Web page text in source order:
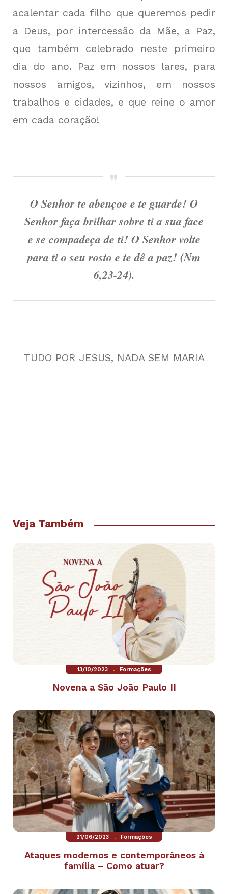
acalentar cada filho que queremos pedir
a Deus, por intercessão da Mãe, a Paz,
que também celebrado neste primeiro
dia do ano. Paz em nossos lares, para
nossos amigos, vizinhos, em nossos
trabalhos e cidades, e que reine o amor
em cada coração!
O Senhor te abençoe e te guarde! O
Senhor faça brilhar sobre ti a sua face
e se compadeça de ti! O Senhor volte
para ti o seu rosto e te dê a paz! (Nm
6,23-24).
TUDO POR JESUS, NADA SEM MARIA
Veja Também
13/10/2023 . Formações
Novena a São João Paulo II
21/06/2023 . Formações
Ataques modernos e contemporâneos à
família – Como atuar?